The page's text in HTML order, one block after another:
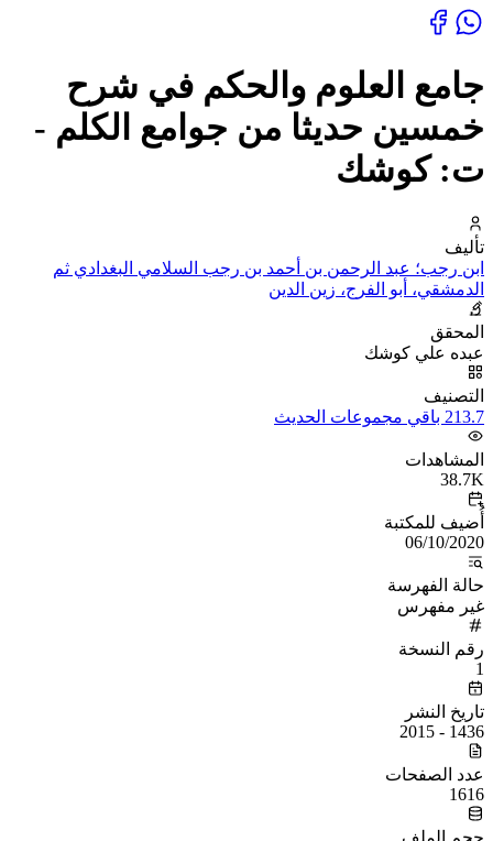
جامع العلوم والحكم في شرح
خمسين حديثا من جوامع الكلم -
ت: كوشك
تأليف
ابن رجب؛ عبد الرحمن بن أحمد بن رجب السلامي البغدادي ثم
الدمشقي، أبو الفرج، زين الدين
المحقق
عبده علي كوشك
التصنيف
213.7 باقي مجموعات الحديث
المشاهدات
38.7K
أُضيف للمكتبة
06/10/2020
حالة الفهرسة
غير مفهرس
رقم النسخة
1
تاريخ النشر
1436 - 2015
عدد الصفحات
1616
حجم الملف